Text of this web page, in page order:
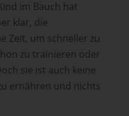
im Bauch hat
klar, die
Zeit, um schneller zu
zu trainieren oder
sie ist auch keine
ernähren und nichts